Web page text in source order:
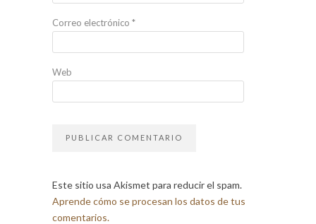
Correo electrónico *
Web
Este sitio usa Akismet para reducir el spam.
Aprende cómo se procesan los datos de tus
comentarios.